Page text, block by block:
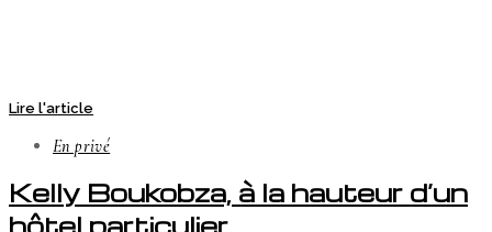
Lire l'article
En privé
Kelly Boukobza, à la hauteur d’un